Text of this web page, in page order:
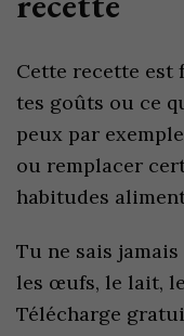
Cette recette est
tes goûts ou ce
peux par
ou remplacer
habitudes
Tu ne sais
les œufs, le lait,
Télécharge